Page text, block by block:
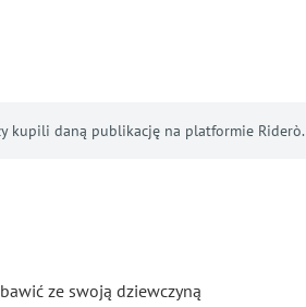
kupili daną publikację na platformie Riderò.
ze swoją dziewczyną